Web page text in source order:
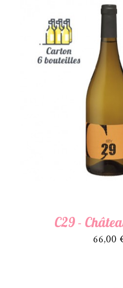
C29 -
Prix
66,00